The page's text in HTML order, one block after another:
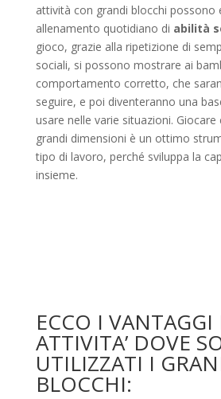
attività con grandi blocchi possono
allenamento quotidiano di abilità
gioco, grazie alla ripetizione di
sociali, si possono mostrare ai
comportamento corretto, che
seguire, e poi diventeranno una
usare nelle varie situazioni. Giocare
grandi dimensioni è un ottimo
tipo di lavoro, perché sviluppa la
insieme.
ECCO I VANTAGGI
ATTIVITA’ DOVE
UTILIZZATI I
BLOCCHI: